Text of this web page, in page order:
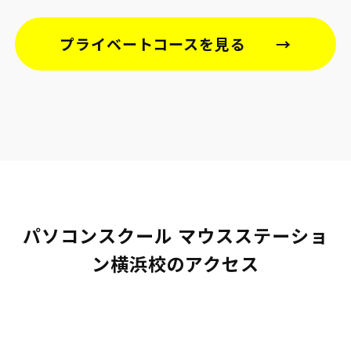
プライベートコースを見る
パソコンスクール マウスステーショ
ン横浜校のアクセス